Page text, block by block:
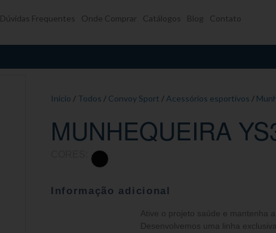
Dúvidas Frequentes Onde Comprar Catálogos Blog Contato
Início / Todos / Convoy Sport / Acessórios esportivos /
MUNHEQUEIRA
Informação adicional
Ative o projeto saúde e mantenha
Desenvolvemos uma linha